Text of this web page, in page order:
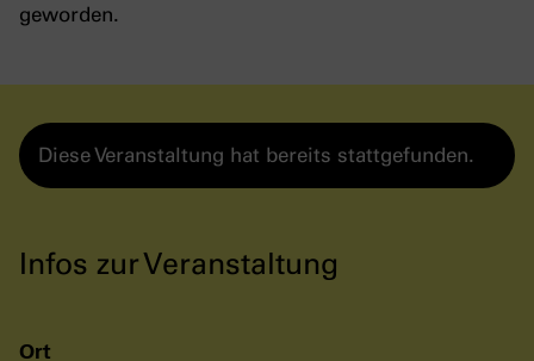
geworden.
Diese Veranstaltung hat bereits stattgefunden.
Infos zur Veranstaltung
Ort